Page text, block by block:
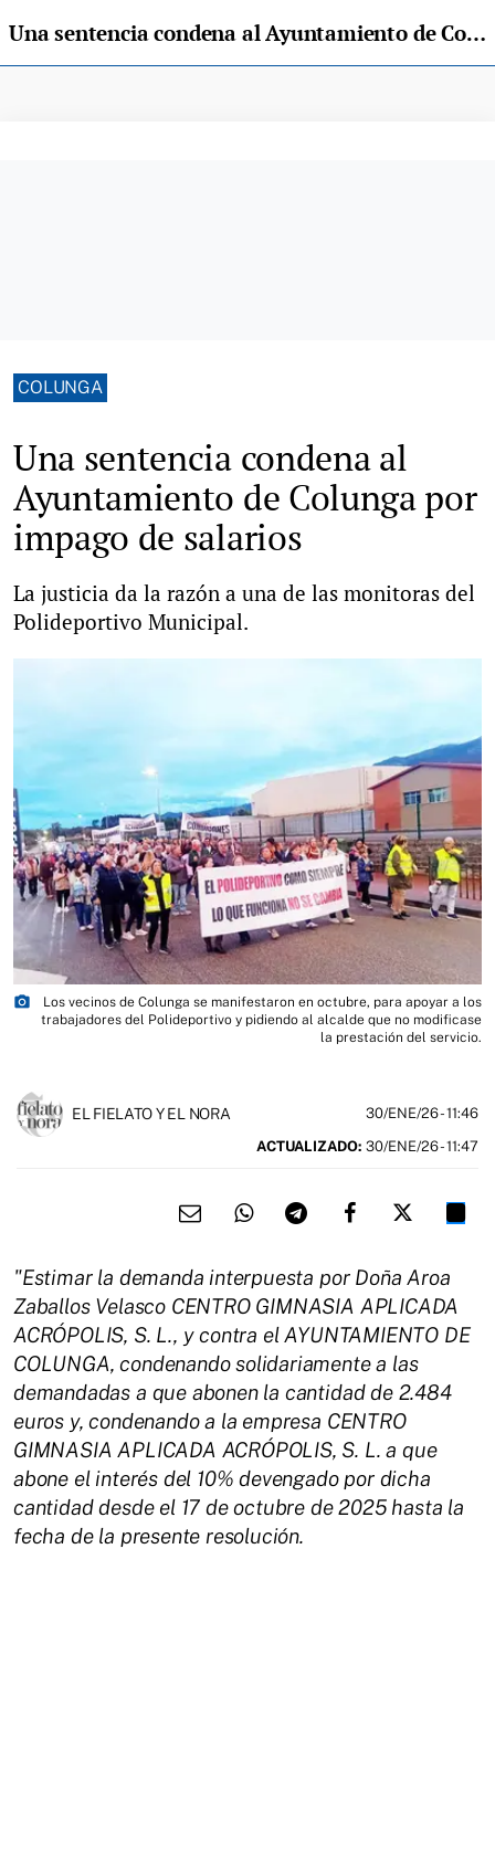
Una sentencia condena al Ayuntamiento de Colunga por impago de salarios
COLUNGA
Una sentencia condena al
Ayuntamiento de Colunga por
impago de salarios
La justicia da la razón a una de las monitoras del
Polideportivo Municipal.
photo_camera
Los vecinos de Colunga se manifestaron en octubre, para apoyar a los
trabajadores del Polideportivo y pidiendo al alcalde que no modificase
la prestación del servicio.
EL FIELATO Y EL NORA 30/ENE/26- 11:46
ACTUALIZADO: 30/ENE/26 - 11:47
"Estimar la demanda interpuesta por Doña Aroa
Zaballos Velasco CENTRO GIMNASIA APLICADA
ACRÓPOLIS, S. L., y contra el AYUNTAMIENTO DE
COLUNGA, condenando solidariamente a las
demandadas a que abonen la cantidad de 2.484
euros y, condenando a la empresa CENTRO
GIMNASIA APLICADA ACRÓPOLIS, S. L. a que
abone el interés del 10% devengado por dicha
cantidad desde el 17 de octubre de 2025 hasta la
fecha de la presente resolución.